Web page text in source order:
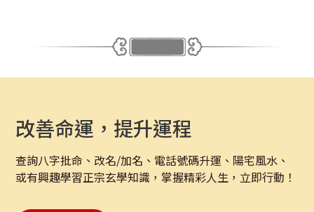
改善命運，提升運程
查詢八字批命、改名/加名、電話號碼升運、陽宅風水、
或有興趣學習正宗玄學知識，掌握精彩人生，立即行動！